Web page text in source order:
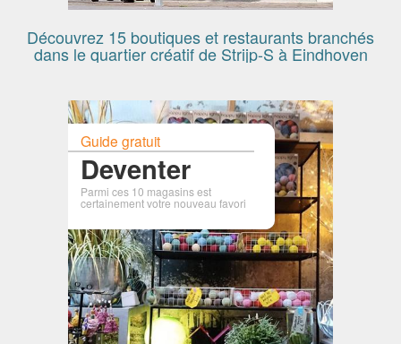
Découvrez 15 boutiques et restaurants branchés
dans le quartier créatif de Strijp-S à Eindhoven
Guide gratuit
Deventer
Parmi ces 10 magasins est
certainement votre nouveau favori